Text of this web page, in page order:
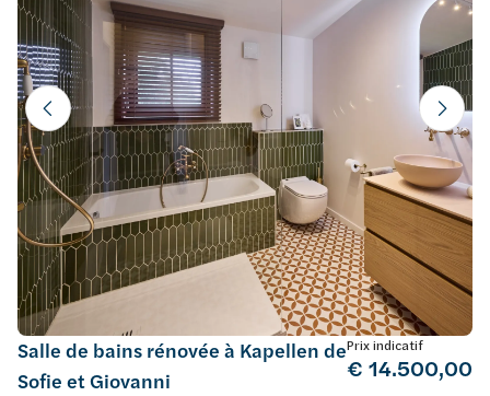
Salle de bains rénovée à Kapellen de
Sofie et Giovanni
Prix indicatif
€ 14.500,00